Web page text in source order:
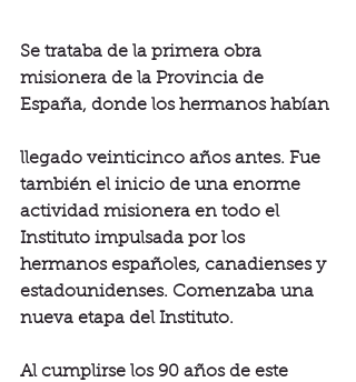
Se trataba de la primera obra
misionera de la Provincia de
España, donde los hermanos habían
llegado veinticinco años antes. Fue
también el inicio de una enorme
actividad misionera en todo el
Instituto impulsada por los
hermanos españoles, canadienses y
estadounidenses. Comenzaba una
nueva etapa del Instituto.
Al cumplirse los 90 años de este